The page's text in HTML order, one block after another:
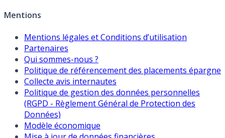
Mentions
Mentions légales et Conditions d’utilisation
Partenaires
Qui sommes-nous ?
Politique de référencement des placements épargne
Collecte avis internautes
Politique de gestion des données personnelles
(RGPD - Règlement Général de Protection des
Données)
Modèle économique